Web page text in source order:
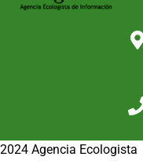
2024 Agencia Ecologista